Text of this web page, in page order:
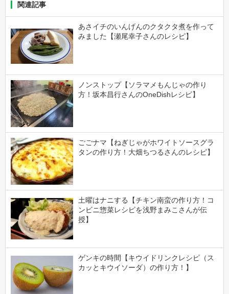
関連記事
あさイチのいんげんのクタクタ煮を作って
みました【瀬尾幸子さんのレシピ】
ノンストップ【ソラマメもんじゃの作り
方！坂本昌行さんのOneDishレシピ】
ごごナマ【ねぎじゃがホワイトソースグラ
タンの作り方！大畑ちつるさんのレシピ】
土曜はナニする【チキン南蛮の作り方！コ
ンビニ惣菜レシピを浅野まみこさんが伝
授】
ゲンキの時間【キウイドリンクレシピ（ス
カッとキウイソーダ）の作り方！】